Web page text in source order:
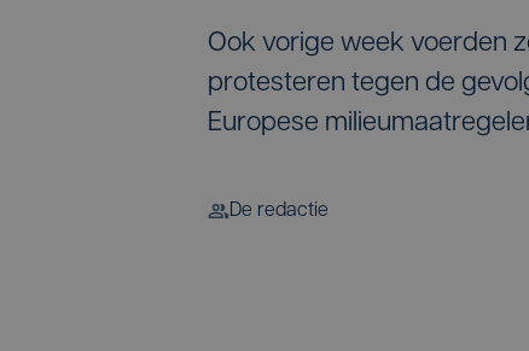
Ook vorige week voerden
protesteren tegen de
Europese
De redactie